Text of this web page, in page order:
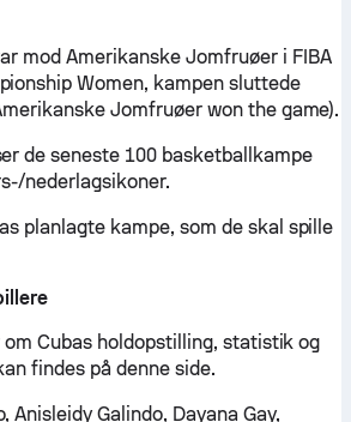
mod Amerikanske Jomfruøer i FIBA
Women, kampen sluttede
Jomfruøer won the game).
de seneste 100 basketballkampe
nederlagsikoner.
planlagte kampe, som de skal spille
Cubas holdopstilling, statistik og
findes på denne side.
Anisleidy Galindo, Dayana Gay,